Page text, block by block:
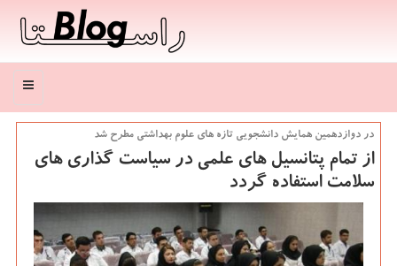
منو
در دوازدهمین همایش دانشجویی تازه های علوم بهداشتی مطرح شد
از تمام پتانسیل های علمی در سیاست گذاری های
سلامت استفاده گردد